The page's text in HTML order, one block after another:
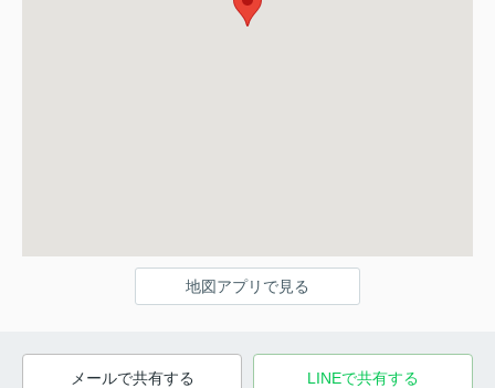
地図アプリで見る
メールで共有する LINEで共有する